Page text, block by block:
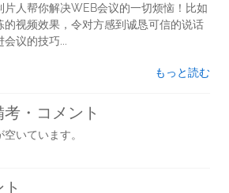
片人帮你解决WEB会议的一切烦恼！比如
的视频效果，令对方感到诚恳可信的说话
议的技巧...
もっと読む
・コメント
いています。